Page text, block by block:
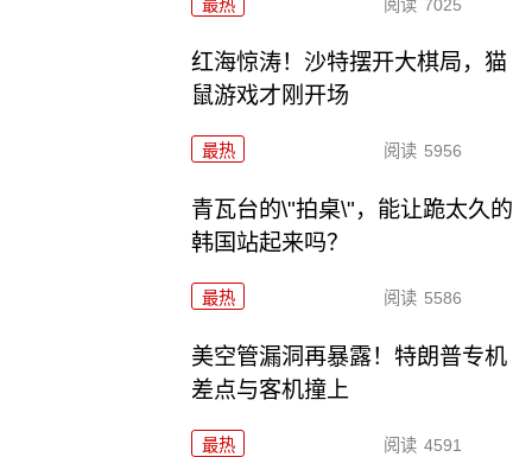
最热 阅读 7025
红海惊涛！沙特摆开大棋局，猫
鼠游戏才刚开场
最热 阅读 5956
青瓦台的\"拍桌\"，能让跪太久的
韩国站起来吗？
最热 阅读 5586
美空管漏洞再暴露！特朗普专机
差点与客机撞上
最热 阅读 4591